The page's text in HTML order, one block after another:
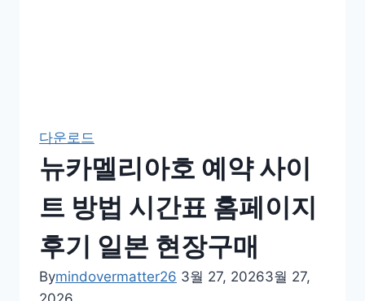
다운로드
뉴카멜리아호 예약 사이
트 방법 시간표 홈페이지
후기 일본 현장구매
Bymindovermatter26 3월 27, 20263월 27,